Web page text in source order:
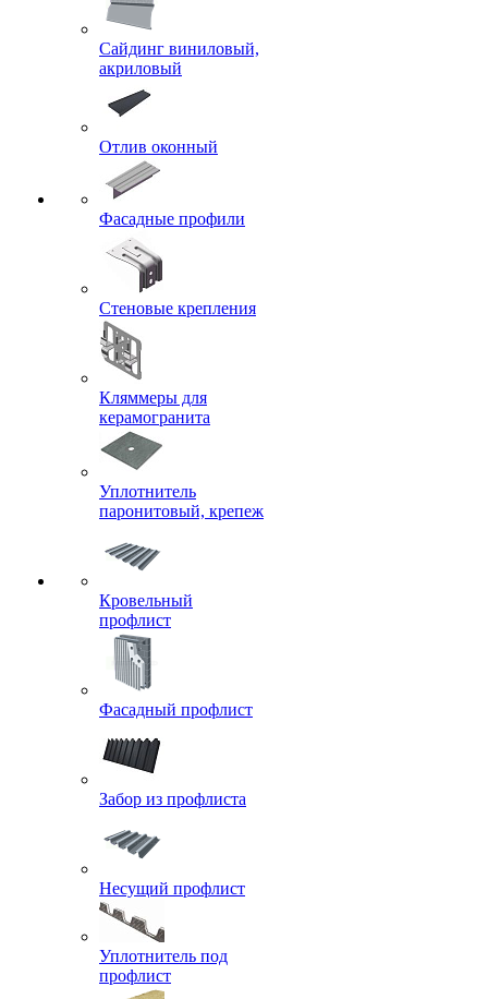
Сайдинг виниловый,
акриловый
Отлив оконный
Фасадные профили
Стеновые крепления
Кляммеры для
керамогранита
Уплотнитель
паронитовый, крепеж
Кровельный
профлист
Фасадный профлист
Забор из профлиста
Несущий профлист
Уплотнитель под
профлист